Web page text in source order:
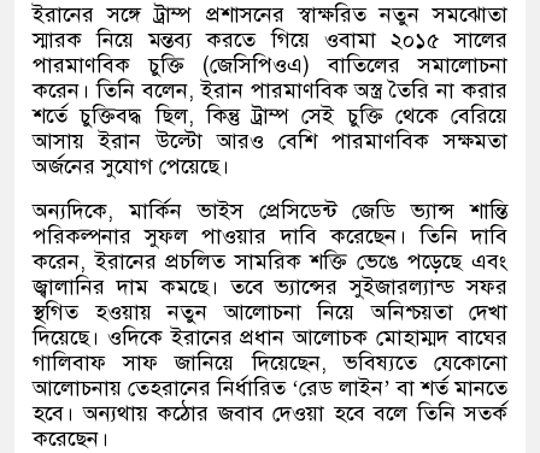
ইরানের সঙ্গে ট্রাম্প প্রশাসনের স্বাক্ষরিত নতুন সমঝোতা
স্মারক নিয়ে মন্তব্য করতে গিয়ে ওবামা ২০১৫ সালের
পারমাণবিক চুক্তি (জেসিপিওএ)বাতিলের সমালোচনা
করেন। তিনি বলেন,ইরান পারমাণবিক অস্ত্র তৈরি না করার
শর্তে চুক্তিবদ্ধ ছিল,কিন্তু ট্রাম্প সেই চুক্তি থেকে বেরিয়ে
আসায় ইরান উল্টো আরও বেশি পারমাণবিক সক্ষমতা
অর্জনের সুযোগ পেয়েছে।
অন্যদিকে,মার্কিন ভাইস প্রেসিডেন্ট জেডি ভ্যান্স শান্তি
পরিকল্পনার সুফল পাওয়ার দাবি করেছেন। তিনি দাবি
করেন,ইরানের প্রচলিত সামরিক শক্তি ভেঙে পড়েছে এবং
জ্বালানির দাম কমছে। তবে ভ্যান্সের সুইজারল্যান্ড সফর
স্থগিত হওয়ায় নতুন আলোচনা নিয়ে অনিশ্চয়তা দেখা
দিয়েছে। ওদিকে ইরানের প্রধান আলোচক মোহাম্মদ বাঘের
গালিবাফ সাফ জানিয়ে দিয়েছেন,ভবিষ্যতে যেকোনো
আলোচনায় তেহরানের নির্ধারিত‘রেড লাইন’বা শর্ত মানতে
হবে। অন্যথায় কঠোর জবাব দেওয়া হবে বলে তিনি সতর্ক
করেছেন।